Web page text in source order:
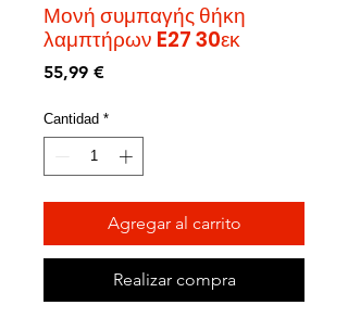
Μονή συμπαγής θήκη
λαμπτήρων E27 30εκ
55,99 €Precio
Cantidad *
Agregar al carrito
Realizar compra